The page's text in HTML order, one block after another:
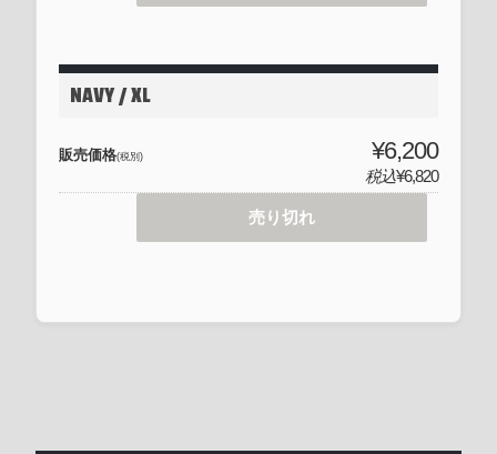
NAVY / XL
販売価格(税別) ¥6,200
税込¥6,820
売り切れ